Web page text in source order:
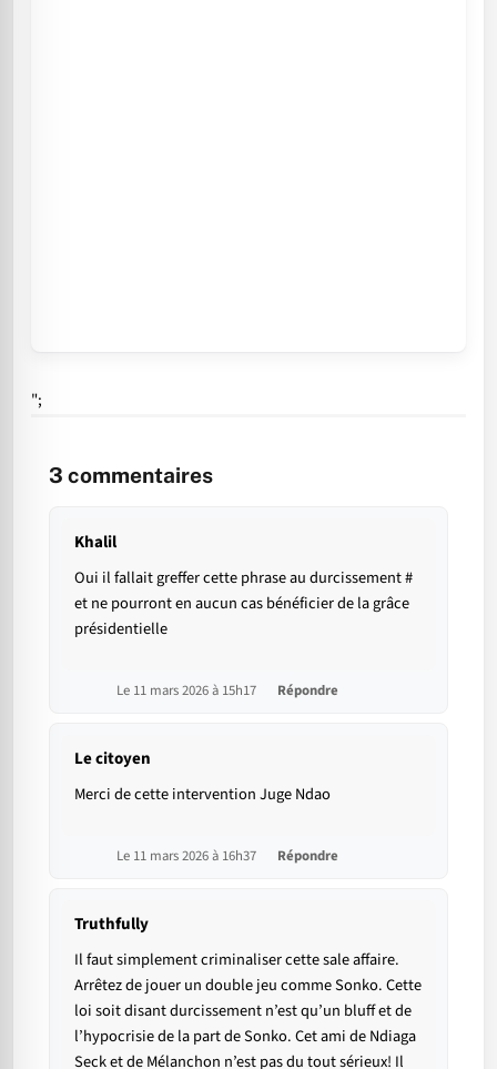
";
3 commentaires
Khalil
Oui il fallait greffer cette phrase au durcissement #
et ne pourront en aucun cas bénéficier de la grâce
présidentielle
Le 11 mars 2026 à 15h17 Répondre
Le citoyen
Merci de cette intervention Juge Ndao
Le 11 mars 2026 à 16h37 Répondre
Truthfully
Il faut simplement criminaliser cette sale affaire.
Arrêtez de jouer un double jeu comme Sonko. Cette
loi soit disant durcissement n’est qu’un bluff et de
l’hypocrisie de la part de Sonko. Cet ami de Ndiaga
Seck et de Mélanchon n’est pas du tout sérieux! Il